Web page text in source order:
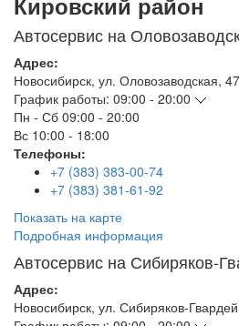
Автосервис на
Адрес:
Новосибирск, ул. Оловозаводская,
График работы: 09:00 - 20:00
Пн - Сб 09:00 - 20:00
Вс 10:00 - 18:00
Телефоны:
+7 (383) 383-00-74
+7 (383) 381-61-92
Показать на карте
Подробная информация
Автосервис на Сибиряков-
Адрес:
Новосибирск, ул. Сибиряков-